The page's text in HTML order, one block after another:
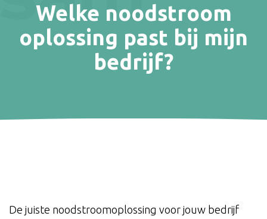
Welke noodstroom
oplossing past bij mijn
bedrijf?
De juiste noodstroomoplossing voor jouw bedrijf